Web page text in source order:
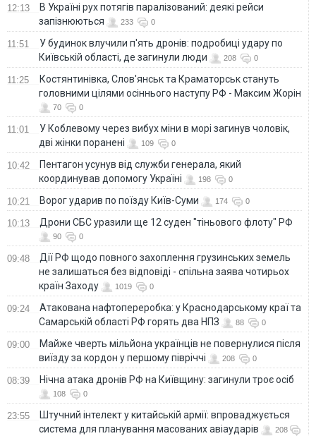
12:13
В Україні рух потягів паралізований: деякі рейси
запізнюються
233 0
11:51
У будинок влучили п'ять дронів: подробиці удару по
Київській області, де загинули люди
208 0
11:25
Костянтинівка, Слов'янськ та Краматорськ стануть
головними цілями осіннього наступу РФ - Максим Жорін
70 0
11:01
У Коблевому через вибух міни в морі загинув чоловік,
дві жінки поранені
109 0
10:42
Пентагон усунув від служби генерала, який
координував допомогу Україні
198 0
10:21 Ворог ударив по поїзду Київ-Суми 174 0
10:13 Дрони СБС уразили ще 12 суден "тіньового флоту" РФ
90 0
09:48
Дії РФ щодо повного захоплення грузинських земель
не залишаться без відповіді - спільна заява чотирьох
країн Заходу
1019 0
09:24
Атакована нафтопереробка: у Краснодарському краї та
Самарській області РФ горять два НПЗ
88 0
09:00
Майже чверть мільйона українців не повернулися після
виїзду за кордон у першому півріччі
208 0
08:39 Нічна атака дронів РФ на Київщину: загинули троє осіб
108 0
23:55
Штучний інтелект у китайській армії: впроваджується
система для планування масованих авіаударів
208